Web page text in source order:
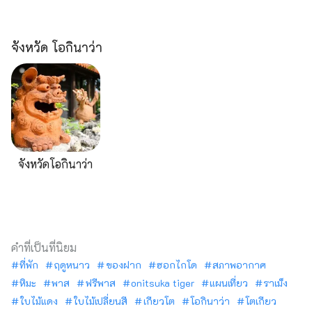
จังหวัด โอกินาว่า
จังหวัดโอกินาว่า
คำที่เป็นที่นิยม
ที่พัก ฤดูหนาว ของฝาก ฮอกไกโด
สภาพอากาศ
หิมะ
พาส ฟรีพาส onitsuka tiger แผนเที่ยว
ราเม็ง
ใบไม้แดง
ใบไม้เปลี่ยนสี เกียวโต โอกินาว่า
โตเกียว